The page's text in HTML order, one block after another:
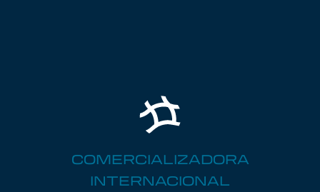
COMERCIALIZADORA
INTERNACIONAL